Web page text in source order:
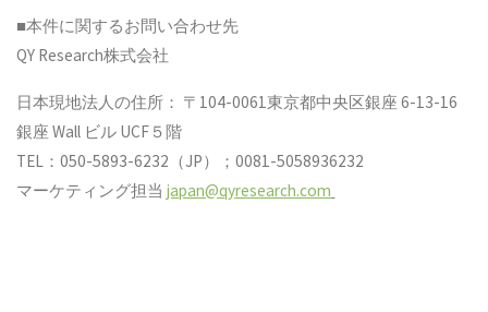
■本件に関するお問い合わせ先
QY Research株式会社
日本現地法人の住所： 〒104-0061東京都中央区銀座 6-13-16
銀座 Wall ビル UCF５階
TEL：050-5893-6232（JP）；0081-5058936232
マーケティング担当japan@qyresearch.com